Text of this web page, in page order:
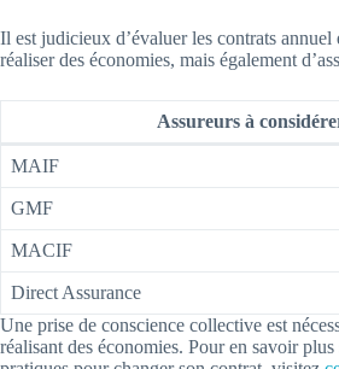
Il est judicieux d’évaluer les contrats
réaliser des économies, mais également
Assureurs à
MAIF
GMF
MACIF
Direct Assurance
Une prise de conscience collective est
réalisant des économies. Pour en savoir